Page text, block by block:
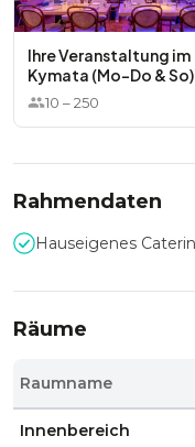
Ihre Veranstaltung im
Kymata (Mo-Do & So)
10 –250
Rahmendaten
Hauseigenes
Räume
Raumname
Innenbereich